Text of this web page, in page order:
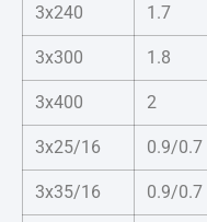
3x240 1.7
3x300 1.8
3x400 2
3x25/16 0.9/0.7
3x35/16 0.9/0.7